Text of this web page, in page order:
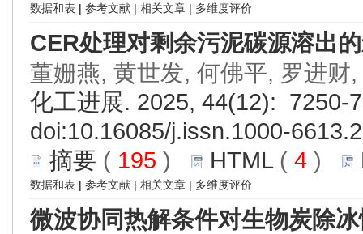
数据和表 | 参考文献 | 相关文章 | 多维度评价
CER处理对剩余污泥碳源溶出
董姗燕, 黄世发, 何佛平, 罗进财
化工进展. 2025, 44(12): 7250-
doi:10.16085/j.issn.1000-
摘要 ( 195 ) HTML( 4 )
数据和表 | 参考文献 | 相关文章 | 多维度评价
微波协同热解条件对生物炭除